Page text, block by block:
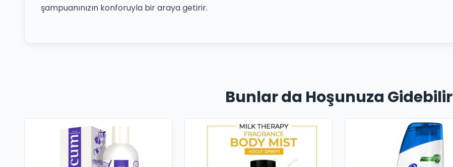
şampuanınızın konforuyla bir araya getirir.
Bunlar da Hoşunuza Gidebilir